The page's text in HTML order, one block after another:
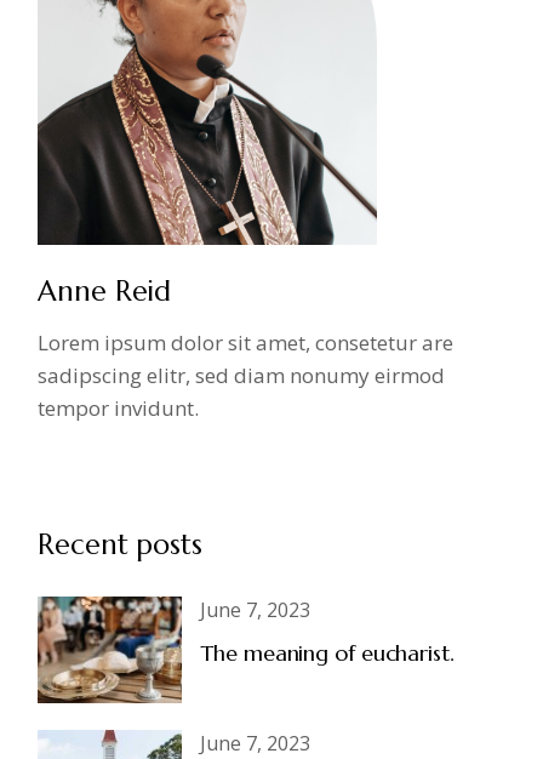
Anne Reid
Lorem ipsum dolor sit amet, consetetur are
sadipscing elitr, sed diam nonumy eirmod
tempor invidunt.
Recent posts
June 7, 2023
The meaning of eucharist.
June 7, 2023